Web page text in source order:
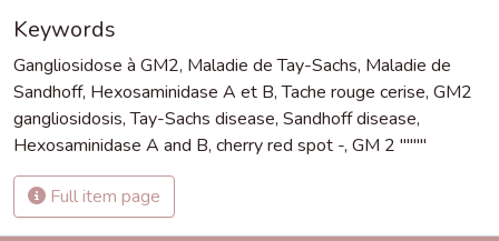
Keywords
Gangliosidose à GM2, Maladie de Tay-Sachs, Maladie de
Sandhoff, Hexosaminidase A et B,Tache rouge cerise, GM2
gangliosidosis,Tay-Sachs disease, Sandhoff disease,
Hexosaminidase A and B, cherry red spot -, GM 2 """"
Full item page